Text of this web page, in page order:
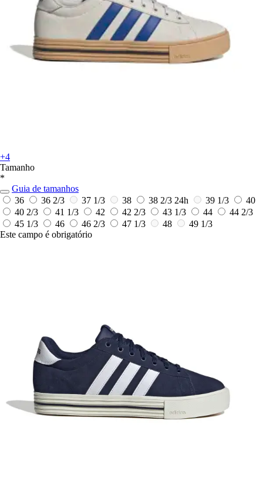
+4
Tamanho
*
Guia de tamanhos
36
36 2/3 37 1/3 38 38 2/3 24h 39 1/3
40
40 2/3
41 1/3 42 42 2/3 43 1/3 44
44 2/3
45 1/3
46 46 2/3 47 1/3 48
49 1/3
Este campo é obrigatório